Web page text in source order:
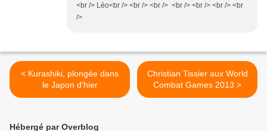
<br /> Léo<br /> <br /> <br /> <br /> <br /> <br /> <br
/>
< Kurashiki, plongée dans
le Japon d'hier
Christian Tissier aux World
Combat Games 2013 >
Hébergé par Overblog